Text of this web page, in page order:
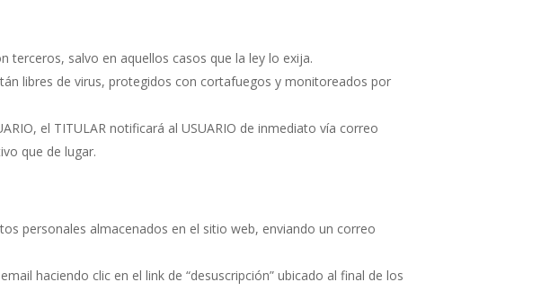
terceros, salvo en aquellos casos que la ley lo exija.
libres de virus, protegidos con cortafuegos y monitoreados por
el TITULAR notificará al USUARIO de inmediato vía correo
que de lugar.
personales almacenados en el sitio web, enviando un correo
haciendo clic en el link de “desuscripción” ubicado al final de los